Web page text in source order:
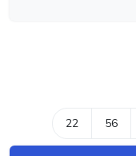
22 56